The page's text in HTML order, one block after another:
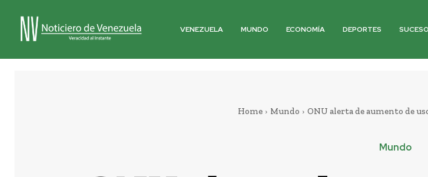
VENEZUELA MUNDO ECONOMÍA DEPORTES
Home Mundo ONU alerta de aumento de
Mundo